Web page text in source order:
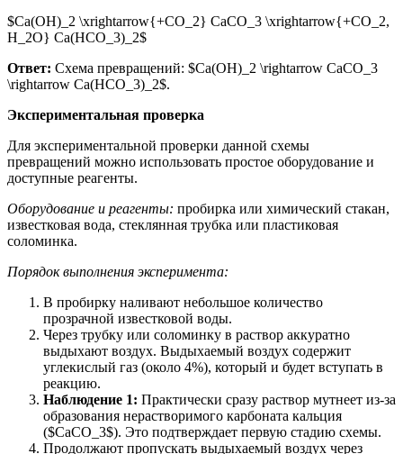
$Ca(OH)_2 \xrightarrow{+CO_2} CaCO_3 \xrightarrow{+CO_2,
H_2O} Ca(HCO_3)_2$
Ответ: Схема превращений: $Ca(OH)_2 \rightarrow CaCO_3
\rightarrow Ca(HCO_3)_2$.
Экспериментальная проверка
Для экспериментальной проверки данной схемы
превращений можно использовать простое оборудование и
доступные реагенты.
Оборудование и реагенты: пробирка или химический стакан,
известковая вода, стеклянная трубка или пластиковая
соломинка.
Порядок выполнения эксперимента:
В пробирку наливают небольшое количество
прозрачной известковой воды.
Через трубку или соломинку в раствор аккуратно
выдыхают воздух. Выдыхаемый воздух содержит
углекислый газ (около 4%), который и будет вступать в
реакцию.
Наблюдение 1: Практически сразу раствор мутнеет из-за
образования нерастворимого карбоната кальция
($CaCO_3$). Это подтверждает первую стадию схемы.
Продолжают пропускать выдыхаемый воздух через